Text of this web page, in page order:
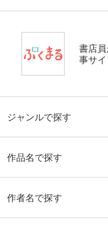
書店
事サイ
ジャンルで探す
作品名で探す
作者名で探す